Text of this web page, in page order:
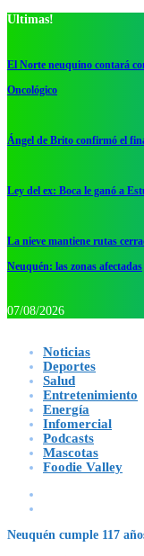
Ultimas!
El Norte neuquino contará
Oncológico
Ángel de Brito confirmó el
Ley del ex: Boca le ganó a
La nieve mantiene rutas
Neuquén: las zonas afectadas
07/08/2026
Noticias
Deportes
Salud
Entretenimiento
Energía
Infomercial
Podcasts
Mascotas
Foodie Valley
Neuquén cumple 117